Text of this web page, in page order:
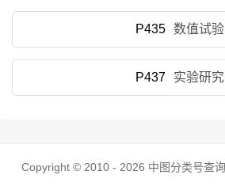
P435 数值试验
P437 实验研究
Copyright © 2010 - 2026 中图分类号查询